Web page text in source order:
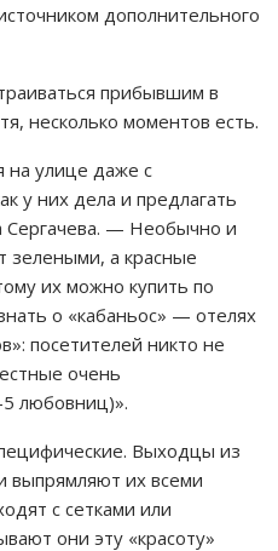
дополнительного
прибывшим в
несколько моментов есть.
на улице даже с
у них дела и предлагать
— Необычно и
зелеными, а красные
их можно купить по
о «кабаньос» — отелях
посетителей никто не
очень
любовниц)».
Выходцы из
выпрямляют их всеми
с сетками или
они эту «красоту»